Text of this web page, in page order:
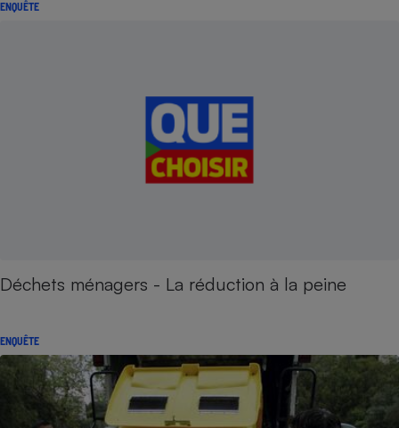
ENQUÊTE
Déchets ménagers - La réduction à la peine
ENQUÊTE